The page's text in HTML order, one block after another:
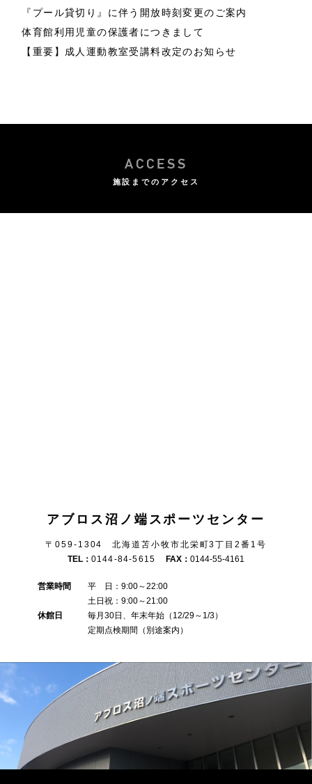
『プール貸切り』に伴う開放時刻変更のご案内
体育館利用児童の保護者につきまして
【重要】成人運動教室受講料改定のお知らせ
ACCESS
施設までのアクセス
アブロス沼ノ端スポーツセンター
〒059-1304 北海道苫小牧市北栄町3丁目2番1号
TEL： 0144-84-5615 FAX：0144-55-4161
営業時間 平 日：9:00～22:00
土日祝：9:00～21:00
休館日 毎月30日、年末年始（12/29～1/3）
定期点検期間（別途案内）